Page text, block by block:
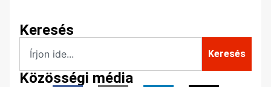
Keresés
Keresés
Közösségi média